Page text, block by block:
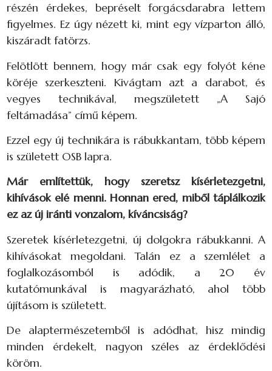
részén érdekes, bepréselt forgácsdarabra lettem
figyelmes. Ez úgy nézett ki, mint egy vízparton álló,
kiszáradt fatörzs.
Felötlött bennem, hogy már csak egy folyót kéne
köréje szerkeszteni. Kivágtam azt a darabot, és
vegyes technikával, megszületett „A Sajó
feltámadása” című képem.
Ezzel egy új technikára is rábukkantam, több képem
is született OSB lapra.
Már említettük, hogy szeretsz kísérletezgetni,
kihívások elé menni. Honnan ered, miből táplálkozik
ez az új iránti vonzalom, kíváncsiság?
Szeretek kísérletezgetni, új dolgokra rábukkanni. A
kihívásokat megoldani. Talán ez a szemlélet a
foglalkozásomból is adódik, a 20 év
kutatómunkával is magyarázható, ahol több
újításom is született.
De alaptermészetemből is adódhat, hisz mindig
minden érdekelt, nagyon széles az érdeklődési
köröm.